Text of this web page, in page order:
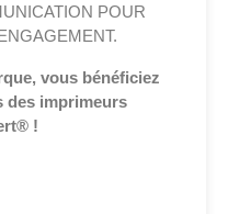
POUR
vous bénéficiez
des imprimeurs
!